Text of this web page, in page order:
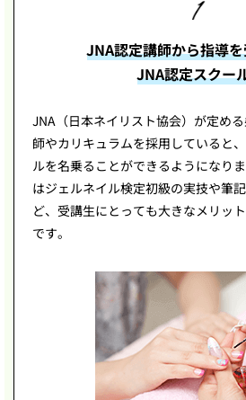
JNA認定講師から指導
JNA認定スクー
JNA（日本ネイリスト協会）が定め
師やカリキュラムを採用していると
ルを名乗ることができるようになり
はジェルネイル検定初級の実技や筆
ど、受講生にとっても大きなメリッ
です。